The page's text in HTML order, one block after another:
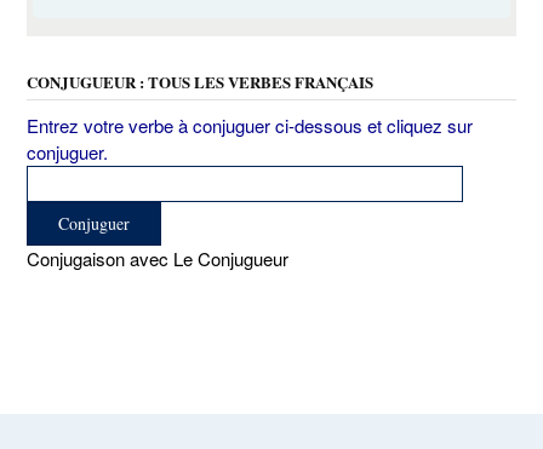
CONJUGUEUR : TOUS LES VERBES FRANÇAIS
Entrez votre verbe à conjuguer ci-dessous et cliquez sur
conjuguer.
Conjugaison avec Le Conjugueur